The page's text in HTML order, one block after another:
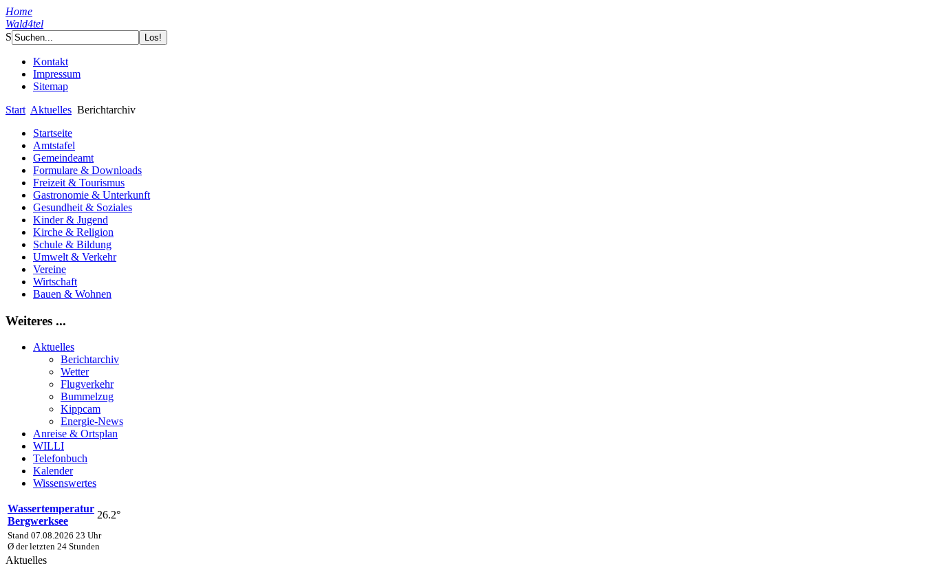
Home
Wald4tel
S
Kontakt
Impressum
Sitemap
Start Aktuelles Berichtarchiv
Startseite
Amtstafel
Gemeindeamt
Formulare & Downloads
Freizeit & Tourismus
Gastronomie & Unterkunft
Gesundheit & Soziales
Kinder & Jugend
Kirche & Religion
Schule & Bildung
Umwelt & Verkehr
Vereine
Wirtschaft
Bauen & Wohnen
Weiteres ...
Aktuelles
Berichtarchiv
Wetter
Flugverkehr
Bummelzug
Kippcam
Energie-News
Anreise & Ortsplan
WILLI
Telefonbuch
Kalender
Wissenswertes
Wassertemperatur
Bergwerksee
26.2°
Stand 07.08.2026 23 Uhr
Ø der letzten 24 Stunden
Aktuelles